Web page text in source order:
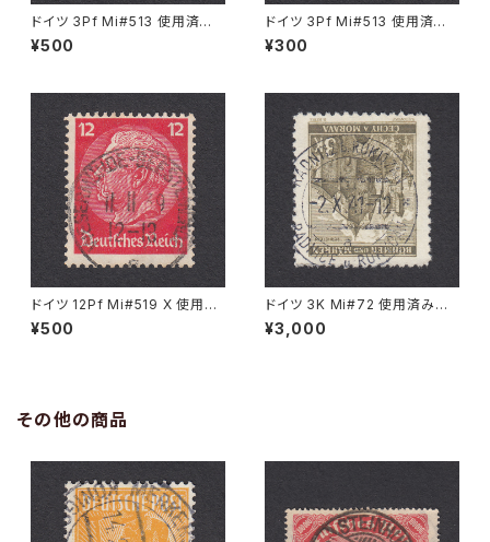
ドイツ 3Pf Mi#513 使用済み
切手｜ASCHAFFENBURG 5.1
1.1936
¥500
ドイツ 3Pf Mi#513 使用済み
切手｜DRESDEN 31.5.1935
¥300
ドイツ 12Pf Mi#519 X 使用済
み切手｜WESERMÜNDE-GE
ESTEMÜNDE 11.11.1939
¥500
ドイツ 3K Mi#72 使用済み切
手｜RADNITZ b. ROKITZAN
2.X.1941
¥3,000
その他の商品